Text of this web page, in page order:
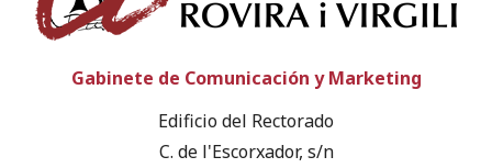
Gabinete de Comunicación y Marketing
Edificio del Rectorado
C. de l'Escorxador, s/n